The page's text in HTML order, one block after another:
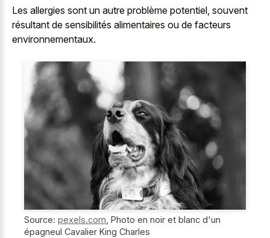
Les allergies sont un autre problème potentiel, souvent
résultant de sensibilités alimentaires ou de facteurs
environnementaux.
Source: pexels.com, Photo en noir et blanc d'un
épagneul Cavalier King Charles